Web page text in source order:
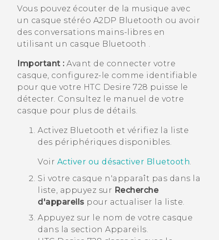
ASSISTANCE
Appareils HTC & Accessoires
Connexion
Vous pouvez écouter de la musique avec
un casque stéréo A2DP Bluetooth ou avoir
des conversations mains-libres en
utilisant un casque Bluetooth .
Important :Avant de connecter votre
casque, configurez-le comme identifiable
pour que votre HTC Desire 728 puisse le
détecter. Consultez le manuel de votre
casque pour plus de détails.
Activez Bluetooth et vérifiez la liste
des périphériques disponibles.
Voir Activer ou désactiver Bluetooth.
Si votre casque n'apparaît pas dans la
liste, appuyez sur Recherche
d'appareils pour actualiser la liste.
Appuyez sur le nom de votre casque
dans la section Appareils.